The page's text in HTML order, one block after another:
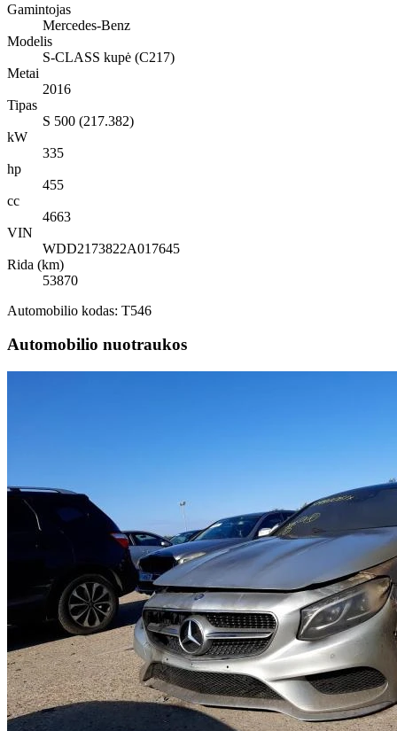
Gamintojas
Mercedes-Benz
Modelis
S-CLASS kupė (C217)
Metai
2016
Tipas
S 500 (217.382)
kW
335
hp
455
cc
4663
VIN
WDD2173822A017645
Rida (km)
53870
Automobilio kodas: T546
Automobilio nuotraukos